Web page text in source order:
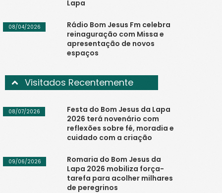
Lapa
Rádio Bom Jesus Fm celebra
reinaguração com Missa e
apresentação de novos
espaços
08/04/2026
Visitados Recentemente
Festa do Bom Jesus da Lapa
2026 terá novenário com
reflexões sobre fé, moradia e
cuidado com a criação
08/07/2026
Romaria do Bom Jesus da
Lapa 2026 mobiliza força-
tarefa para acolher milhares
de peregrinos
09/06/2026